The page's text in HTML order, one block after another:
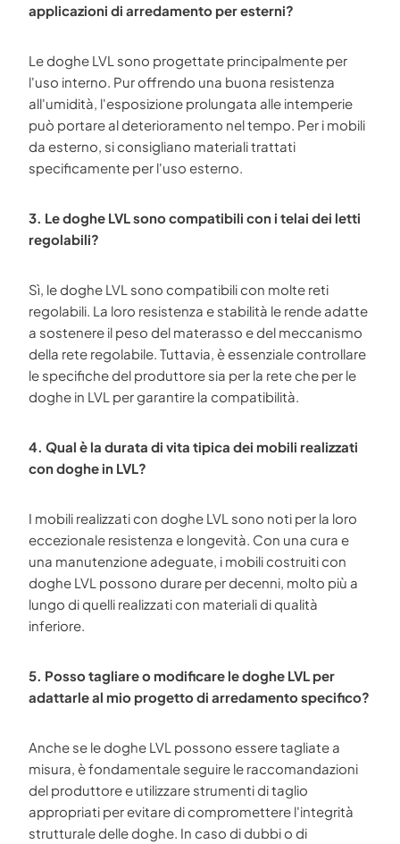
applicazioni di arredamento per esterni?
Le doghe LVL sono progettate principalmente per
l'uso interno. Pur offrendo una buona resistenza
all'umidità, l'esposizione prolungata alle intemperie
può portare al deterioramento nel tempo. Per i mobili
da esterno, si consigliano materiali trattati
specificamente per l'uso esterno.
3. Le doghe LVL sono compatibili con i telai dei letti
regolabili?
Sì, le doghe LVL sono compatibili con molte reti
regolabili. La loro resistenza e stabilità le rende adatte
a sostenere il peso del materasso e del meccanismo
della rete regolabile. Tuttavia, è essenziale controllare
le specifiche del produttore sia per la rete che per le
doghe in LVL per garantire la compatibilità.
4. Qual è la durata di vita tipica dei mobili realizzati
con doghe in LVL?
I mobili realizzati con doghe LVL sono noti per la loro
eccezionale resistenza e longevità. Con una cura e
una manutenzione adeguate, i mobili costruiti con
doghe LVL possono durare per decenni, molto più a
lungo di quelli realizzati con materiali di qualità
inferiore.
5. Posso tagliare o modificare le doghe LVL per
adattarle al mio progetto di arredamento specifico?
Anche se le doghe LVL possono essere tagliate a
misura, è fondamentale seguire le raccomandazioni
del produttore e utilizzare strumenti di taglio
appropriati per evitare di compromettere l'integrità
strutturale delle doghe. In caso di dubbi o di